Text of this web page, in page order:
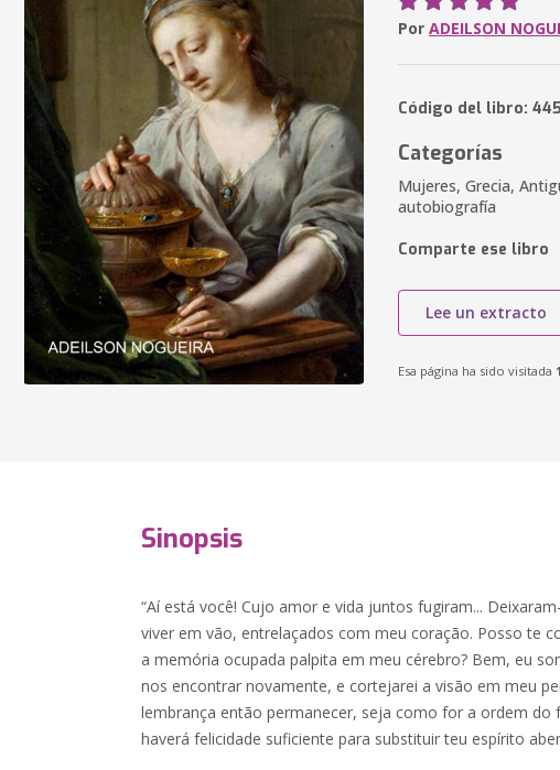
Por ADEILSON
Código del libro:
Categorías
Mujeres, Grecia,
autobiografía
Comparte ese libro
Lee un extracto
Esa página ha sido visitada
Sinopsis
“Aí está você! Cujo amor e vida juntos fugiram...
viver em vão, entrelaçados com meu coração. Posso te
a memória ocupada palpita em meu cérebro? Bem, eu
nos encontrar novamente, e cortejarei a visão em meu
lembrança então permanecer, seja como for a ordem do
haverá felicidade suficiente para substituir teu espírito